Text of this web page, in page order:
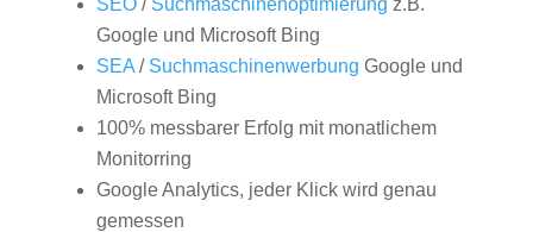
SEO/ Suchmaschinenoptimierung z.B.
Google und Microsoft Bing
SEA/ Suchmaschinenwerbung Google und
Microsoft Bing
100% messbarer Erfolg mit monatlichem
Monitorring
Google Analytics, jeder Klick wird genau
gemessen